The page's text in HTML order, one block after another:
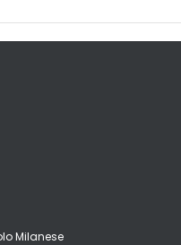
Milanese